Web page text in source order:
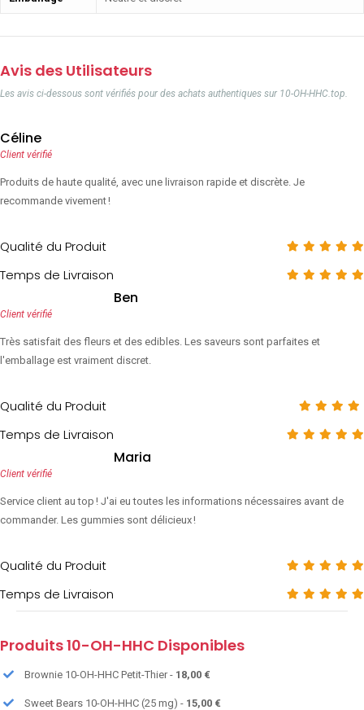
Avis des Utilisateurs
Les avis ci-dessous sont vérifiés pour des achats authentiques sur 10-OH-HHC.top.
Céline
Client vérifié
Produits de haute qualité, avec une livraison rapide et discrète. Je
recommande vivement !
Qualité du Produit
Temps de Livraison
Ben
Client vérifié
Très satisfait des fleurs et des edibles. Les saveurs sont parfaites et
l'emballage est vraiment discret.
Qualité du Produit
Temps de Livraison
Maria
Client vérifié
Service client au top ! J'ai eu toutes les informations nécessaires avant de
commander. Les gummies sont délicieux !
Qualité du Produit
Temps de Livraison
Produits 10-OH-HHC Disponibles
Brownie 10-OH-HHC Petit-Thier - 18,00 €
Sweet Bears 10-OH-HHC (25 mg) - 15,00 €